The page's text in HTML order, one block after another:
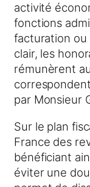
activité
fonctions
facturation ou
clair, les
rémunèrent
par Monsieur
Sur le plan
France des
bénéficiant
éviter une